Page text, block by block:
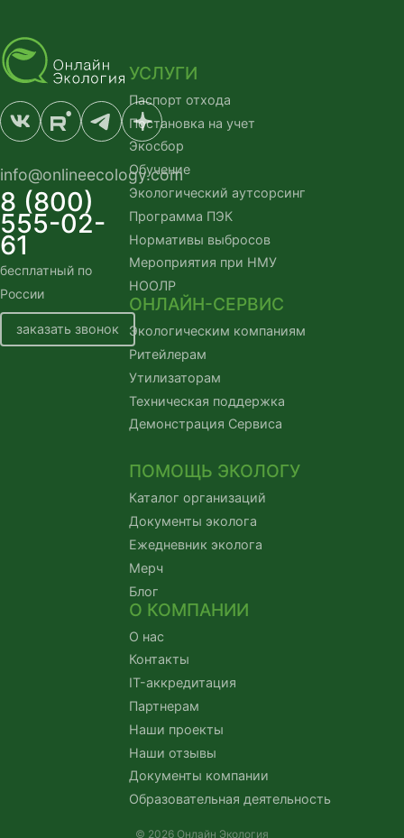
info@onlineecology.com
8 (800)
555-02-
61
бесплатный по
России
заказать звонок
УСЛУГИ
Паспорт отхода
Постановка на учет
Экосбор
Обучение
Экологический аутсорсинг
Программа ПЭК
Нормативы выбросов
Мероприятия при НМУ
НООЛР
ОНЛАЙН-СЕРВИС
Экологическим компаниям
Ритейлерам
Утилизаторам
Техническая поддержка
Демонстрация Сервиса
ПОМОЩЬ ЭКОЛОГУ
Каталог организаций
Документы эколога
Ежедневник эколога
Мерч
Блог
О КОМПАНИИ
О нас
Контакты
IT-аккредитация
Партнерам
Наши проекты
Наши отзывы
Документы компании
Образовательная деятельность
© 2026 Онлайн Экология